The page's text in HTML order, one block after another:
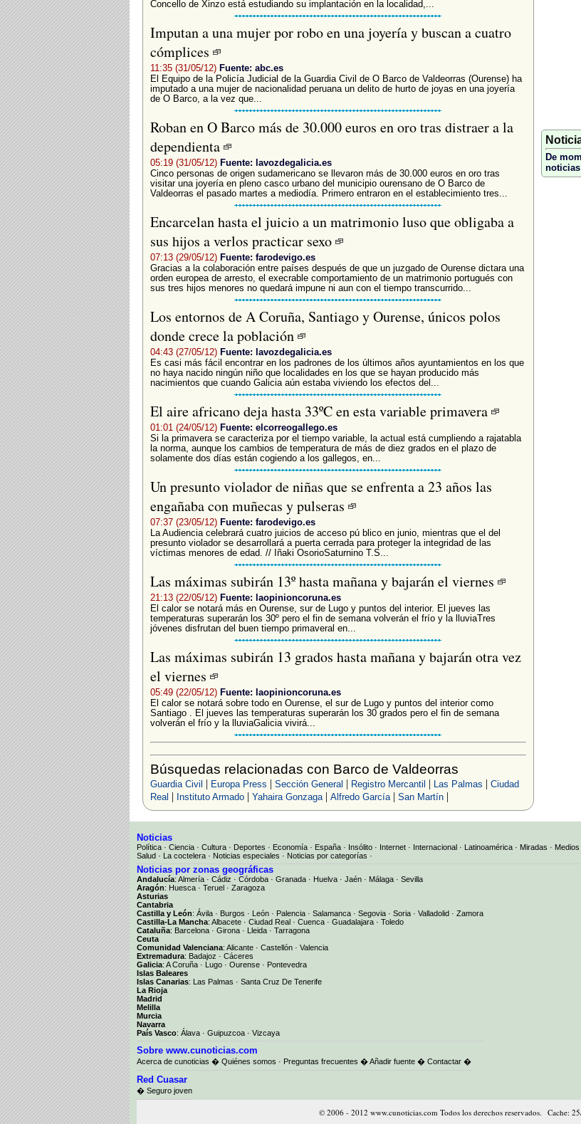
Concello de Xinzo está estudiando su implantación en la localidad,...
Imputan a una mujer por robo en una joyería y buscan a cuatro
cómplices
11:35 (31/05/12) Fuente: abc.es
El Equipo de la Policía Judicial de la Guardia Civil de O Barco de Valdeorras (Ourense) ha
imputado a una mujer de nacionalidad peruana un delito de hurto de joyas en una joyería
de O Barco, a la vez que...
Roban en O Barco más de 30.000 euros en oro tras distraer a la
dependienta
05:19 (31/05/12) Fuente: lavozdegalicia.es
Cinco personas de origen sudamericano se llevaron más de 30.000 euros en oro tras
visitar una joyería en pleno casco urbano del municipio ourensano de O Barco de
Valdeorras el pasado martes a mediodía. Primero entraron en el establecimiento tres...
Encarcelan hasta el juicio a un matrimonio luso que obligaba a
sus hijos a verlos practicar sexo
07:13 (29/05/12) Fuente: farodevigo.es
Gracias a la colaboración entre países después de que un juzgado de Ourense dictara una
orden europea de arresto, el execrable comportamiento de un matrimonio portugués con
sus tres hijos menores no quedará impune ni aun con el tiempo transcurrido...
Los entornos de A Coruña, Santiago y Ourense, únicos polos
donde crece la población
04:43 (27/05/12) Fuente: lavozdegalicia.es
Es casi más fácil encontrar en los padrones de los últimos años ayuntamientos en los que
no haya nacido ningún niño que localidades en los que se hayan producido más
nacimientos que cuando Galicia aún estaba viviendo los efectos del...
El aire africano deja hasta 33ºC en esta variable primavera
01:01 (24/05/12) Fuente: elcorreogallego.es
Si la primavera se caracteriza por el tiempo variable, la actual está cumpliendo a rajatabla
la norma, aunque los cambios de temperatura de más de diez grados en el plazo de
solamente dos días están cogiendo a los gallegos, en...
Un presunto violador de niñas que se enfrenta a 23 años las
engañaba con muñecas y pulseras
07:37 (23/05/12) Fuente: farodevigo.es
La Audiencia celebrará cuatro juicios de acceso pú blico en junio, mientras que el del
presunto violador se desarrollará a puerta cerrada para proteger la integridad de las
víctimas menores de edad. // Iñaki OsorioSaturnino T.S...
Las máximas subirán 13º hasta mañana y bajarán el viernes
21:13 (22/05/12) Fuente: laopinioncoruna.es
El calor se notará más en Ourense, sur de Lugo y puntos del interior. El jueves las
temperaturas superarán los 30º pero el fin de semana volverán el frío y la lluviaTres
jóvenes disfrutan del buen tiempo primaveral en...
Las máximas subirán 13 grados hasta mañana y bajarán otra vez
el viernes
05:49 (22/05/12) Fuente: laopinioncoruna.es
El calor se notará sobre todo en Ourense, el sur de Lugo y puntos del interior como
Santiago . El jueves las temperaturas superarán los 30 grados pero el fin de semana
volverán el frío y la lluviaGalicia vivirá...
Búsquedas relacionadas con Barco de Valdeorras
Guardia Civil | Europa Press | Sección General | Registro Mercantil | Las Palmas | Ciudad
Real | Instituto Armado| Yahaira Gonzaga| Alfredo García| San Martín|
De
Noticias
Política · Ciencia · Cultura · Deportes · Economía · España · Insólito · Internet · Internacional · Latinoamérica · Miradas · Medios
Salud · La coctelera · Noticias especiales · Noticias por categorías ·
Noticias por zonas geográficas
Andalucía: Almería · Cádiz · Córdoba · Granada · Huelva · Jaén · Málaga · Sevilla
Aragón: Huesca · Teruel · Zaragoza
Asturias
Cantabria
Castilla y León: Ávila · Burgos · León · Palencia · Salamanca · Segovia · Soria · Valladolid · Zamora
Castilla-La Mancha: Albacete · Ciudad Real · Cuenca · Guadalajara · Toledo
Cataluña: Barcelona · Girona · Lleida · Tarragona
Ceuta
Comunidad Valenciana: Alicante · Castellón · Valencia
Extremadura: Badajoz · Cáceres
Galicia: A Coruña · Lugo · Ourense · Pontevedra
Islas Baleares
Islas Canarias: Las Palmas · Santa Cruz De Tenerife
La Rioja
Madrid
Melilla
Murcia
Navarra
País Vasco: Álava · Guipuzcoa · Vizcaya
Sobre www.cunoticias.com
Acerca de cunoticias � Quiénes somos · Preguntas frecuentes �Añadir fuente � Contactar �
Red Cuasar
� Seguro joven
© 2006 - 2012 www.cunoticias.com Todos los derechos reservados. Cache: